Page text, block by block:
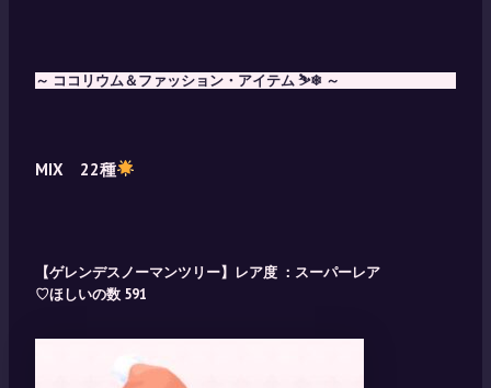
～ ココリウム＆ファッション・アイテム ⛷️❄ ～
MIX 22種
【ゲレンデスノーマンツリー】レア度 ：スーパーレア
♡ほしいの数 591